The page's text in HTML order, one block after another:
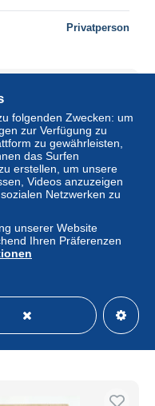
Privatperson
Camp de Mailly - Le
$
folgenden Zwecken: um
zur Verfügung zu
zu gewährleisten,
das Surfen
erstellen, um unsere
Videos anzuzeigen
Netzwerken zu
unserer Website
Ihren Präferenzen